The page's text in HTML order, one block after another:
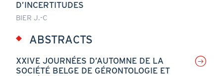
D’INCERTITUDES
BIER J.-C
ABSTRACTS
XXIVE JOURNÉES D’AUTOMNE DE LA
SOCIÉTÉ BELGE DE GÉRONTOLOGIE ET